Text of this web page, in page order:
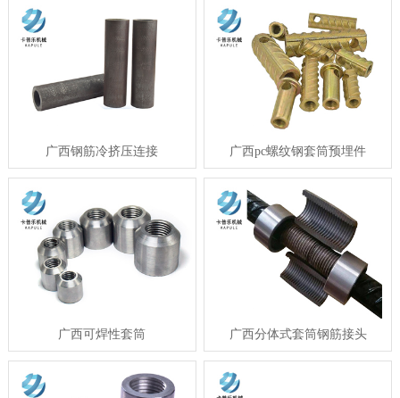
广西钢筋冷挤压连接 广西pc螺纹钢套筒预埋件
广西可焊性套筒 广西分体式套筒钢筋接头